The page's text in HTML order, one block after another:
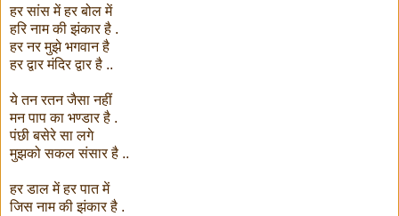
हर सांस में हर बोल में
हरि नाम की झंकार है .
हर नर मुझे भगवान है
हर द्वार मंदिर द्वार है ..
ये तन रतन जैसा नहीं
मन पाप का भण्डार है .
पंछी बसेरे सा लगे
मुझको सकल संसार है ..
हर डाल में हर पात में
जिस नाम की झंकार है .